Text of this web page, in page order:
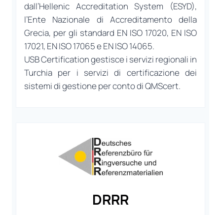
dall’Hellenic Accreditation System (ESYD),
l’Ente Nazionale di Accreditamento della
Grecia, per gli standard EN ISO 17020, EN ISO
17021, EN ISO 17065 e EN ISO 14065.
USB Certification gestisce i servizi regionali in
Turchia per i servizi di certificazione dei
sistemi di gestione per conto di QMScert.
DRRR